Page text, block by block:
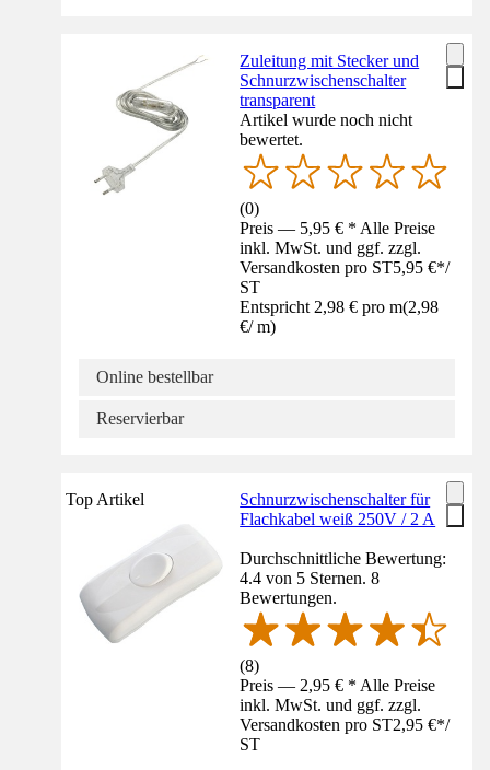
Zuleitung mit Stecker und
Schnurzwischenschalter
transparent
Artikel wurde noch nicht
bewertet.
(0)
Preis — 5,95 € * Alle Preise
inkl. MwSt. und ggf. zzgl.
Versandkosten pro ST5,95 €*/
ST
Entspricht 2,98 € pro m(2,98
€/ m)
Online bestellbar
Reservierbar
Top Artikel
Schnurzwischenschalter für
Flachkabel weiß 250V / 2 A
Durchschnittliche Bewertung:
4.4 von 5 Sternen. 8
Bewertungen.
(8)
Preis — 2,95 € * Alle Preise
inkl. MwSt. und ggf. zzgl.
Versandkosten pro ST2,95 €*/
ST